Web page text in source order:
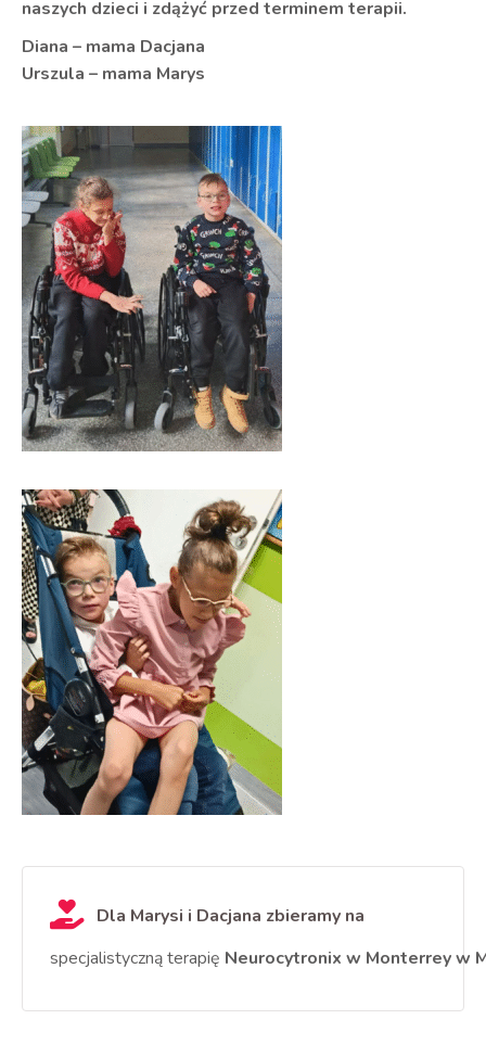
naszych dzieci i zdążyć przed terminem terapii.
Diana – mama Dacjana
Urszula – mama Marys
Dla Marysi i Dacjana zbieramy na
specjalistycznąterapię Neurocytronix w Monterreyw